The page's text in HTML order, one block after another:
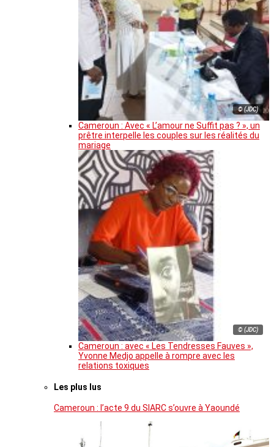
© (JDC)
Cameroun : Avec « L’amour ne Suffit pas ? », un
prêtre interpelle les couples sur les réalités du
mariage
© (JDC)
Cameroun : avec « Les Tendresses Fauves »,
Yvonne Medjo appelle à rompre avec les
relations toxiques
Les plus lus
Cameroun : l’acte 9 du SIARC s’ouvre à Yaoundé